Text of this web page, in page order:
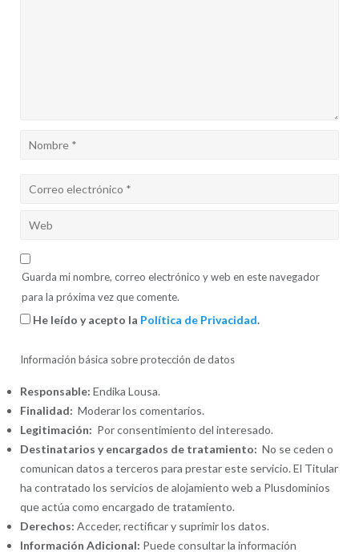
Guarda mi nombre, correo electrónico y web en este navegador
para la próxima vez que comente.
He leído y acepto la Política de Privacidad.
Información básica sobre protección de datos
Responsable: Endika Lousa.
Finalidad: Moderar los comentarios.
Legitimación: Por consentimiento del interesado.
Destinatarios y encargados de tratamiento: No se ceden o
comunican datos a terceros para prestar este servicio. El Titular
ha contratado los servicios de alojamiento web a Plusdominios
que actúa como encargado de tratamiento.
Derechos: Acceder, rectificar y suprimir los datos.
Información Adicional: Puede consultar la información